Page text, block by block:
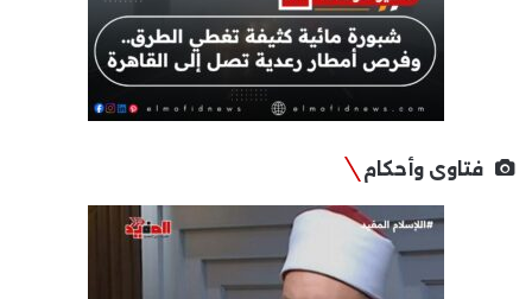
فتاوى وأحكام